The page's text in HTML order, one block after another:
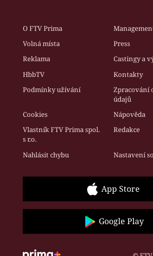
O FTV Prima
Volná místa
Press
Reklama
Castingy a
HbbTV
Kontakty
Podmínky užívání
Zpracování
údajů
Cookies
Nápověda
Vlastník FTV Prima spol.
s r.o.
Redakce
Nahlásit chybu Nastavení
App Store
Google Play